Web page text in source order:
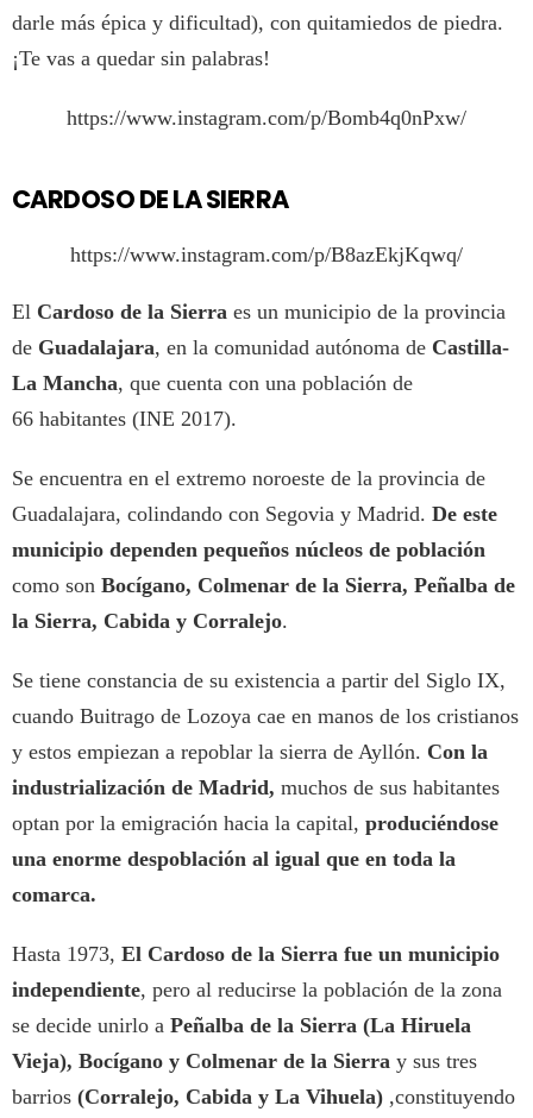
darle más épica y dificultad), con quitamiedos de piedra.
¡Te vas a quedar sin palabras!
https://www.instagram.com/p/Bomb4q0nPxw/
CARDOSO DE LA SIERRA
https://www.instagram.com/p/B8azEkjKqwq/
El Cardoso de la Sierra es un municipio de la provincia
de Guadalajara, en la comunidad autónoma de Castilla-
La Mancha, que cuenta con una población de
66 habitantes (INE 2017).
Se encuentra en el extremo noroeste de la provincia de
Guadalajara, colindando con Segovia y Madrid. De este
municipio dependen pequeños núcleos de población
como son Bocígano, Colmenar de la Sierra, Peñalba de
la Sierra, Cabida y Corralejo.
Se tiene constancia de su existencia a partir del Siglo IX,
cuando Buitrago de Lozoya cae en manos de los cristianos
y estos empiezan a repoblar la sierra de Ayllón. Con la
industrialización de Madrid, muchos de sus habitantes
optan por la emigración hacia la capital, produciéndose
una enorme despoblación al igual que en toda la
comarca.
Hasta 1973, El Cardoso de la Sierra fue un municipio
independiente, pero al reducirse la población de la zona
se decide unirlo a Peñalba de la Sierra (La Hiruela
Vieja), Bocígano y Colmenar de la Sierra y sus tres
barrios (Corralejo, Cabida y La Vihuela) ,constituyendo